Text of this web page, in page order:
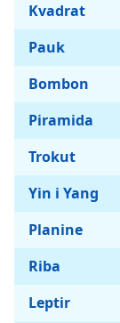
Kvadrat
Pauk
Bombon
Piramida
Trokut
Yin i Yang
Planine
Riba
Leptir